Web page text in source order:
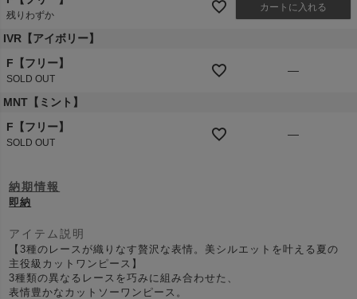
残りわずか
カートに入れる
IVR【アイボリー】
F【フリー】
SOLD OUT
—
MNT【ミント】
F【フリー】
SOLD OUT
—
納期情報
即納
アイテム説明
【3種のレースが織りなす贅沢な表情。美シルエットを叶える夏の
主役級カットワンピース】
3種類の異なるレースを巧みに組み合わせた、
表情豊かなカットソーワンピース。